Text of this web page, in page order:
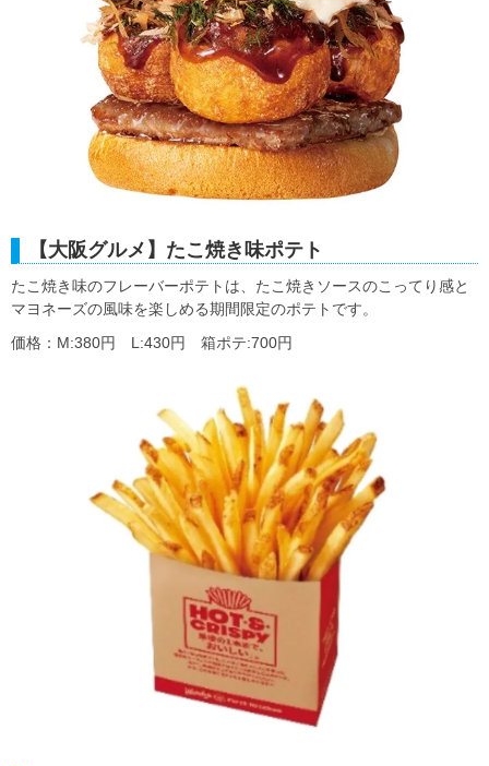
【大阪グルメ】たこ焼き味ポテト
たこ焼き味のフレーバーポテトは、たこ焼きソースのこってり感と
マヨネーズの風味を楽しめる期間限定のポテトです。
価格：M:380円 L:430円 箱ポテ:700円